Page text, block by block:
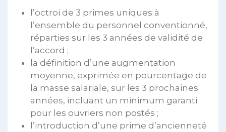
l’octroi de 3 primes uniques à
l’ensemble du personnel conventionné,
réparties sur les 3 années de validité de
l’accord ;
la définition d’une augmentation
moyenne, exprimée en pourcentage de
la masse salariale, sur les 3 prochaines
années, incluant un minimum garanti
pour les ouvriers non postés ;
l’introduction d’une prime d’ancienneté